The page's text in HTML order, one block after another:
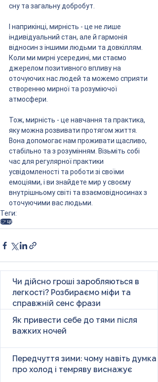
сну та загальну добробут.
І наприкінці, мирність - це не лише
індивідуальний стан, але й гармонія
відносин з іншими людьми та довкіллям.
Коли ми мирні усередині, ми стаємо
джерелом позитивного впливу на
оточуючих нас людей та можемо сприяти
створенню мирної та розуміючої
атмосфери.
Тож, мирність - це навчання та практика,
яку можна розвивати протягом життя.
Вона допомогає нам проживати щасливо,
стабільно та з розумінням. Візьміть собі
час для регулярної практики
усвідомленості та роботи зі своїми
емоціями, і ви знайдете мир у своєму
внутрішньому світі та взаємовідносинах з
оточуючими вас людьми.
Теги:
👉 це
Чи дійсно гроші заробляються в
легкості? Розбираємо міфи та
справжній сенс фрази
Як привести себе до тями після
важких ночей
Передчуття зими: чому навіть думка
про холод і темряву виснажує